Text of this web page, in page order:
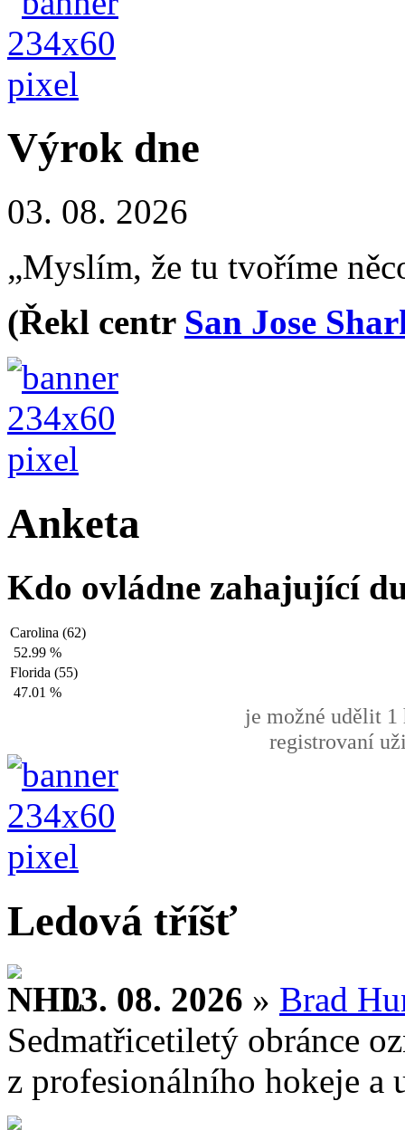
Výrok dne
03. 08. 2026
„Myslím, že tu tvoříme
(Řekl centr San Jose
Anketa
Kdo ovládne zahajující
Carolina (62)
52.99 %
Florida (55)
47.01 %
je možné udělit 1
registrovaní
Ledová tříšť
03. 08. 2026 » Brad
Sedmatřicetiletý obránce
z profesionálního hokeje a